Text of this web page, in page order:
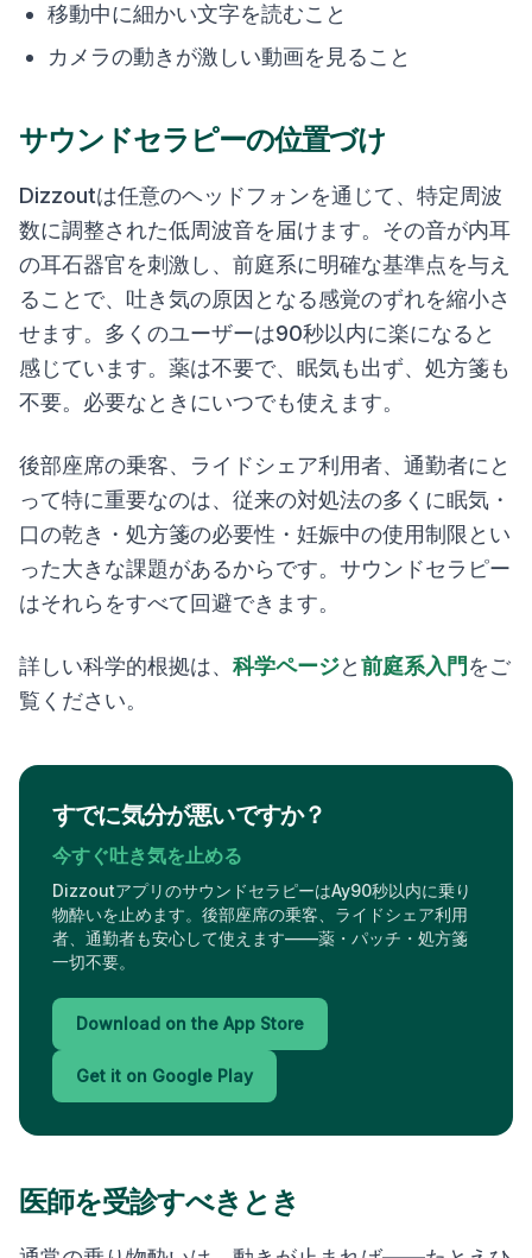
移動中に細かい文字を読むこと
カメラの動きが激しい動画を見ること
サウンドセラピーの位置づけ
Dizzoutは任意のヘッドフォンを通じて、特定周波
数に調整された低周波音を届けます。その音が内耳
の耳石器官を刺激し、前庭系に明確な基準点を与え
ることで、吐き気の原因となる感覚のずれを縮小さ
せます。多くのユーザーは90秒以内に楽になると
感じています。薬は不要で、眠気も出ず、処方箋も
不要。必要なときにいつでも使えます。
後部座席の乗客、ライドシェア利用者、通勤者にと
って特に重要なのは、従来の対処法の多くに眠気・
口の乾き・処方箋の必要性・妊娠中の使用制限とい
った大きな課題があるからです。サウンドセラピー
はそれらをすべて回避できます。
詳しい科学的根拠は、 科学ページと前庭系入門 をご
覧ください。
すでに気分が悪いですか？
今すぐ吐き気を止める
DizzoutアプリのサウンドセラピーはAy90秒以内に乗り
物酔いを止めます。後部座席の乗客、ライドシェア利用
者、通勤者も安心して使えます——薬・パッチ・処方箋
一切不要。
Download on the App Store
Get it on Google Play
医師を受診すべきとき